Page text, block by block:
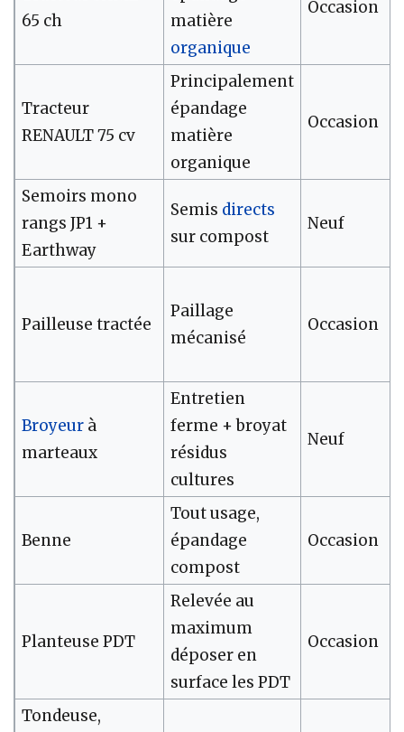
65 ch
matière
organique
Occasion
Tracteur
RENAULT 75 cv
Principalement
épandage
matière
organique
Occasion
Semoirs mono
rangs JP1 +
Earthway
Semis directs
sur compost
Neuf
Pailleuse tractée
Paillage
mécanisé
Occasion
Broyeurà
marteaux
Entretien
ferme + broyat
résidus
cultures
Neuf
Benne
Tout usage,
épandage
compost
Occasion
Planteuse PDT
Relevée au
maximum
déposer en
surface les PDT
Occasion
Tondeuse,